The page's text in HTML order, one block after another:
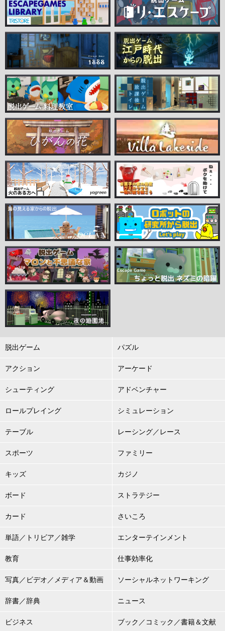
脱出ゲーム パズル
アクション アーケード
シューティング アドベンチャー
ロールプレイング シミュレーション
テーブル レーシング／レース
スポーツ ファミリー
キッズ カジノ
ボード ストラテジー
カード さいころ
単語／トリビア／雑学 エンターテインメント
教育 仕事効率化
写真／ビデオ／メディア＆動画 ソーシャルネットワーキング
辞書／辞典 ニュース
ビジネス ブック／コミック／書籍＆文献